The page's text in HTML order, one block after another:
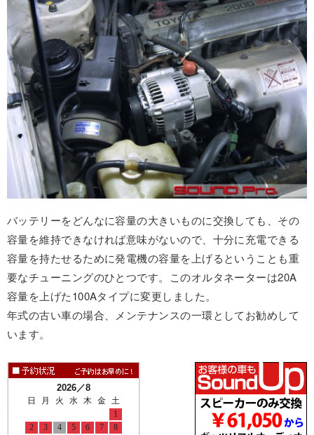
バッテリーをどんなに容量の大きいものに交換しても、その
容量を維持できなければ意味がないので、十分に充電できる
容量を持たせるために発電機の容量を上げるということも重
要なチューニングのひとつです。このオルタネーターは20A
容量を上げた100Aタイプに変更しました。
年式の古い車の場合、メンテナンスの一環としてお勧めして
います。